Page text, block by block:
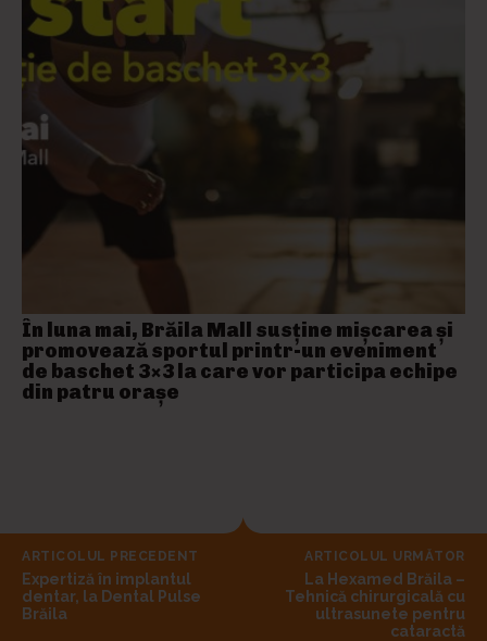
În luna mai, Brăila Mall susține mişcarea și
promovează sportul printr-un eveniment
de baschet 3×3 la care vor participa echipe
din patru orașe
ARTICOLUL PRECEDENT
Expertiză în implantul
dentar, la Dental Pulse
Brăila
ARTICOLUL URMĂTOR
La Hexamed Brăila –
Tehnică chirurgicală cu
ultrasunete pentru
cataractă